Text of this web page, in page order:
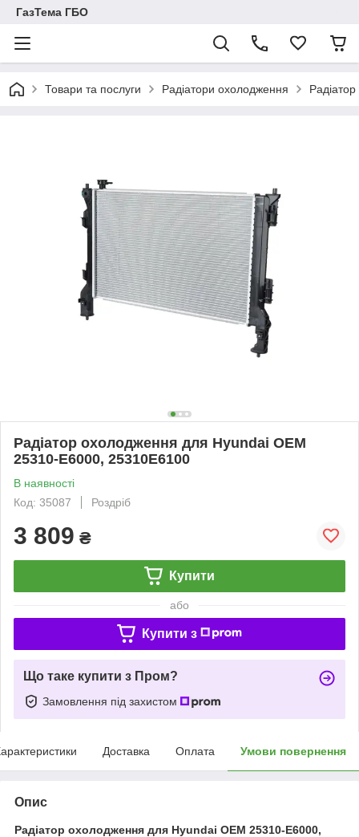
ГазТема ГБО
Товари та послуги Радіатори охолодження
Радіатор охолодження для Hyundai OEM
25310-E6000, 25310E6100
В наявності
Код: 35087
Роздріб
3 809 ₴
Купити
або
Купити з
Що таке купити з Пром?
Замовлення під захистом
Доставка Оплата Умови повернення
Опис
Радіатор охолодження для Hyundai OEM 25310-E6000,